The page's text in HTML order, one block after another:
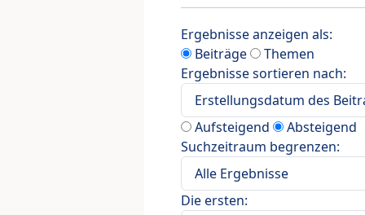
Ergebnisse anzeigen als:
Beiträge
Themen
Ergebnisse sortieren nach:
Aufsteigend
Absteigend
Suchzeitraum begrenzen:
Die ersten: